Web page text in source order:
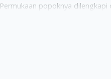
Permukaan popoknya